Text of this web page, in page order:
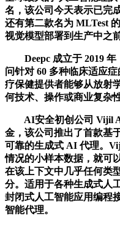
名，该公司今天表示已完
还有第二款名为 MLTest
视觉模型部署到生产中之
Deepc 成立于 2019 年
问针对 60 多种临床适应
疗保健提供者能够从放射
何技术、操作或商业复杂性
AI安全初创公司 Vijil AI
金，该公司推出了首款基
可靠的生成式 AI 代理。
情况的小样本数据，就可
在该上下文中几乎任何类
分。适用于各种生成式人
封闭式人工智能应用编程
智能代理。